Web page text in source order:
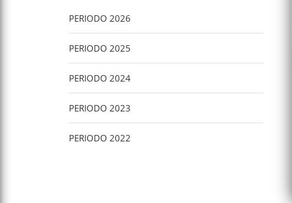
PERIODO 2026
PERIODO 2025
PERIODO 2024
PERIODO 2023
PERIODO 2022